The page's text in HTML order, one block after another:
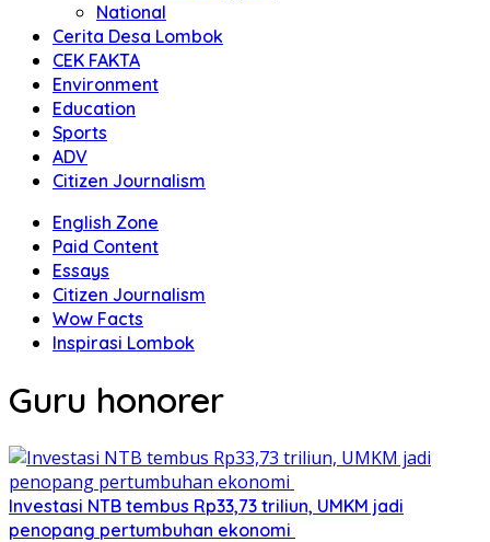
National
Cerita Desa Lombok
CEK FAKTA
Environment
Education
Sports
ADV
Citizen Journalism
English Zone
Paid Content
Essays
Citizen Journalism
Wow Facts
Inspirasi Lombok
Guru honorer
Investasi NTB tembus Rp33,73 triliun, UMKM jadi
penopang pertumbuhan ekonomi